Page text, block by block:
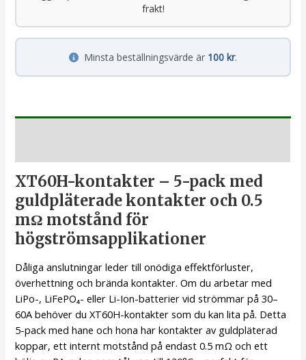
frakt!
Minsta beställningsvärde är 100 kr.
XT60H-kontakter – 5-pack med
guldpläterade kontakter och 0.5
mΩ motstånd för
högströmsapplikationer
Dåliga anslutningar leder till onödiga effektförluster,
överhettning och brända kontakter. Om du arbetar med
LiPo-, LiFePO₄- eller Li-Ion-batterier vid strömmar på 30–
60A behöver du XT60H-kontakter som du kan lita på. Detta
5-pack med hane och hona har kontakter av guldpläterad
koppar, ett internt motstånd på endast 0.5 mΩ och ett